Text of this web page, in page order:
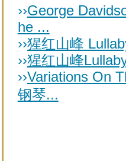
››George
he ...
››猩红山峰
››猩红山峰
››Variations On
钢琴...